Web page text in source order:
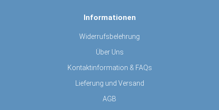
Informationen
Widerrufsbelehrung
Über Uns
Kontaktinformation & FAQs
Lieferung und Versand
AGB